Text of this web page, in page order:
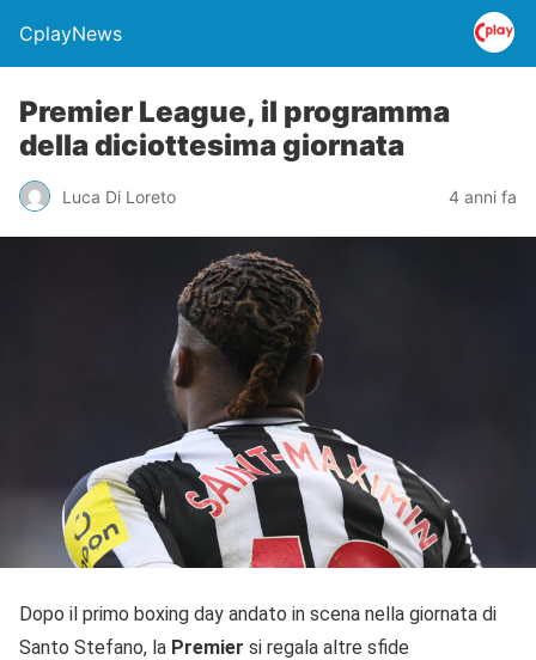
CplayNews
Premier League, il programma
della diciottesima giornata
Luca Di Loreto 4 anni fa
Dopo il primo boxing day andato in scena nella giornata di
Santo Stefano, la Premier si regala altre sfide